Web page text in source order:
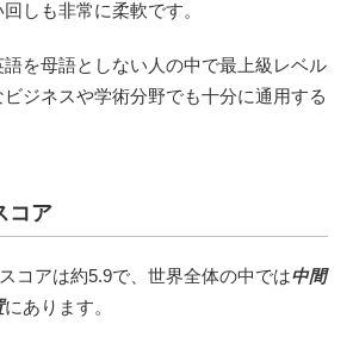
しも非常に柔軟です。
を母語としない人の中で最上級レベル
ジネスや学術分野でも十分に通用する
コア
コアは約5.9で、世界全体の中では中間
にあります。